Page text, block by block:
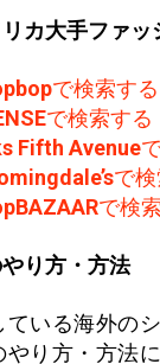
カ大手ファッ
で検索する
で検索する
Fifth Avenue
で検
で検
り方・方法
いる海外の
り方・方法